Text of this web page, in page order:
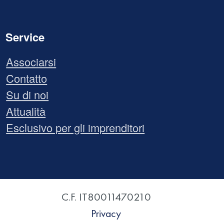
Service
Associarsi
Contatto
Su di noi
Attualità
Esclusivo per gli imprenditori
C.F. IT80011470210
Privacy